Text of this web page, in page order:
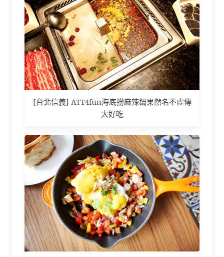
[台北信義] ATT4fun海底撈麻辣鍋果然名不虛傳
大好吃